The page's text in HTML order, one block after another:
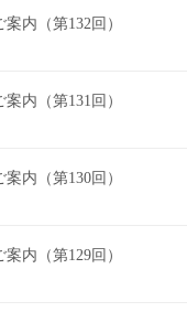
内（第132回）
内（第131回）
内（第130回）
内（第129回）